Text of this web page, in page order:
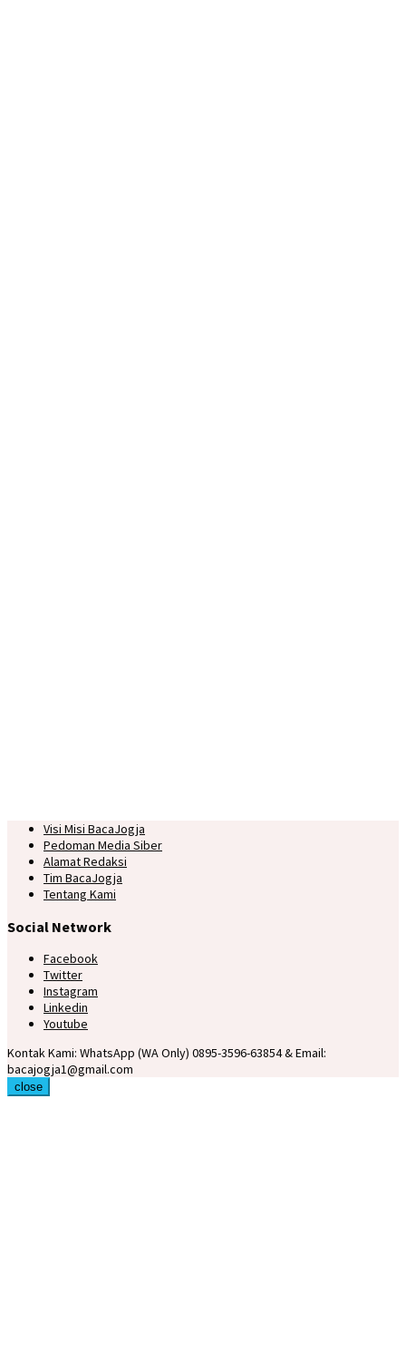
Visi Misi BacaJogja
Pedoman Media Siber
Alamat Redaksi
Tim BacaJogja
Tentang Kami
Social Network
Facebook
Twitter
Instagram
Linkedin
Youtube
Kontak Kami: WhatsApp (WA Only) 0895-3596-63854 & Email:
bacajogja1@gmail.com
close